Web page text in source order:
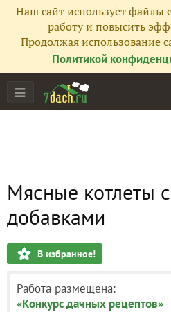
Наш сайт использует файлы
работу и повысить
Продолжая использование
Политикой
Мясные котлеты
добавками
В избранное!
Работа размещена:
«Конкурс дачных рецептов»